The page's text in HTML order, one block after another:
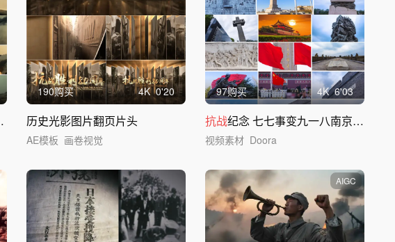
士兵打仗
190购买 4K 0'20
历史光影图片翻页片头
AE模板 画卷视觉
97购买 4K 6'03
抗战纪念 七七事变九一八南京大屠杀
视频素材 Doora
AIGC